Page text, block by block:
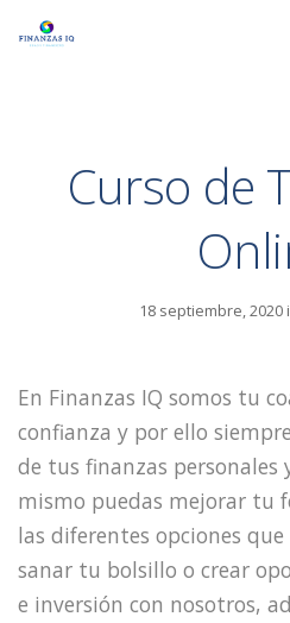
Curso de
18 septiembre, 2020
En Finanzas IQ somos tu
confianza y por ello
de tus finanzas personales
mismo puedas mejorar tu
las diferentes opciones
sanar tu bolsillo o crear
e inversión con nosotros,